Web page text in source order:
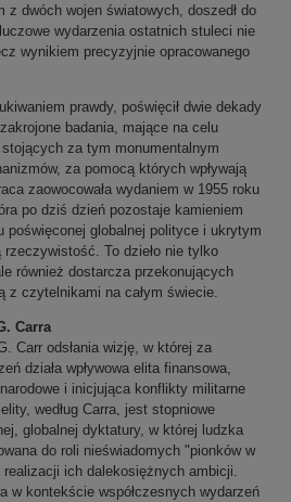
z dwóch wojen światowych, doszedł do
wydarzenia ostatnich stuleci nie
wynikiem precyzyjnie opracowanego
prawdy, poświęcił dwie dekady
badania, mające na celu
za tym monumentalnym
za pomocą których wpływają
zaowocowała wydaniem w 1955 roku
po dziś dzień pozostaje kamieniem
poświęconej globalnej polityce i ukrytym
rzeczywistość. To dzieło nie tylko
również dostarcza przekonujących
z czytelnikami na całym świecie.
Carra
Carr odsłania wizję, w której za
działa wpływowa elita finansowa,
i inicjująca konflikty militarne
według Carra, jest stopniowe
globalnej dyktatury, w której ludzka
do roli nieświadomych "pionków w
ich dalekosiężnych ambicji.
w kontekście współczesnych wydarzeń